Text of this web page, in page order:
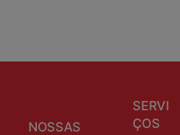
NOSSAS
SERVI
ÇOS